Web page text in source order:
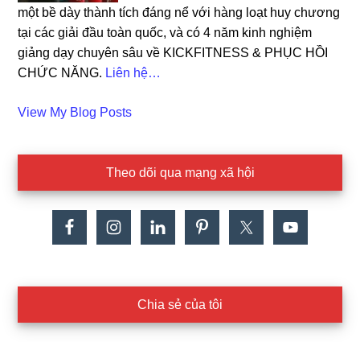
một bề dày thành tích đáng nể với hàng loạt huy chương
tại các giải đầu toàn quốc, và có 4 năm kinh nghiệm
giảng dạy chuyên sâu về KICKFITNESS & PHỤC HỒI
CHỨC NĂNG. Liên hệ…
Cao
View My Blog Posts
Theo dõi qua mạng xã hội
Chia sẻ của tôi